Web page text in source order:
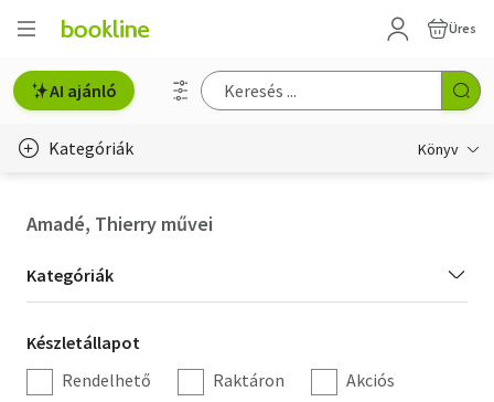
Üres
AI ajánló
Kategóriák Könyv
Hobbi, szabadidő
Irodalom
Amadé, Thierry művei
Kategória
szűrés
Kategóriák
Készletállapot
szűrés
Készletállapot
Rendelhető
Raktáron Akciós